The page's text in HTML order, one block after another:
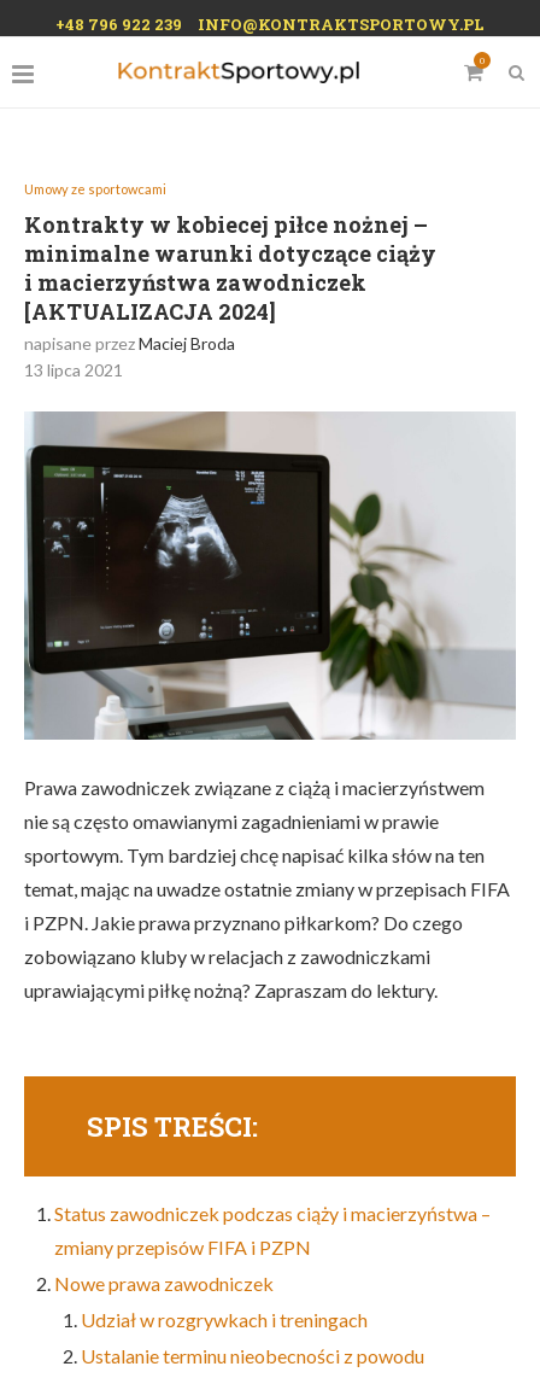
+48 796 922 239 INFO@KONTRAKTSPORTOWY.PL
0
Umowy ze sportowcami
Kontrakty w kobiecej piłce nożnej –
minimalne warunki dotyczące ciąży
i macierzyństwa zawodniczek
[AKTUALIZACJA 2024]
napisane przezMaciej Broda
13 lipca 2021
Prawa zawodniczek związane z ciążą i macierzyństwem
nie są często omawianymi zagadnieniami w prawie
sportowym. Tym bardziej chcę napisać kilka słów na ten
temat, mając na uwadze ostatnie zmiany w przepisach FIFA
i PZPN. Jakie prawa przyznano piłkarkom? Do czego
zobowiązano kluby w relacjach z zawodniczkami
uprawiającymi piłkę nożną? Zapraszam do lektury.
SPIS TREŚCI:
Status zawodniczek podczas ciąży i macierzyństwa –
zmiany przepisów FIFA i PZPN
Nowe prawa zawodniczek
Udział w rozgrywkach i treningach
Ustalanie terminu nieobecności z powodu